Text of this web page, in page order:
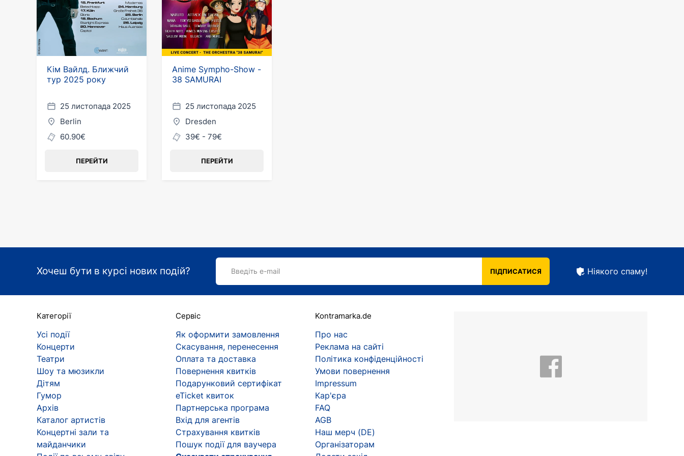
Кім Вайлд. Ближчий
тур 2025 року
25 листопада 2025
Berlin
60.90€
ПЕРЕЙТИ
Anime Sympho-Show -
38 SAMURAI
25 листопада 2025
Dresden
39€ - 79€
ПЕРЕЙТИ
Хочеш бути в курсі нових подій? Введіть e-mail ПІДПИСАТИСЯ Ніякого спаму!
Категорії
Усі події
Концерти
Театри
Шоу та мюзикли
Дітям
Гумор
Архів
Каталог артистів
Концертні зали та
майданчики
Сервіс
Як оформити замовлення
Скасування, перенесення
Оплата та доставка
Повернення квитків
Подарунковий сертифікат
eTicket квиток
Партнерська програма
Вхід для агентів
Страхування квитків
Пошук події для ваучера
Kontramarka.de
Про нас
Реклама на сайті
Політика конфіденційності
Умови повернення
Impressum
Кар'єра
FAQ
AGB
Наш мерч (DE)
Організаторам